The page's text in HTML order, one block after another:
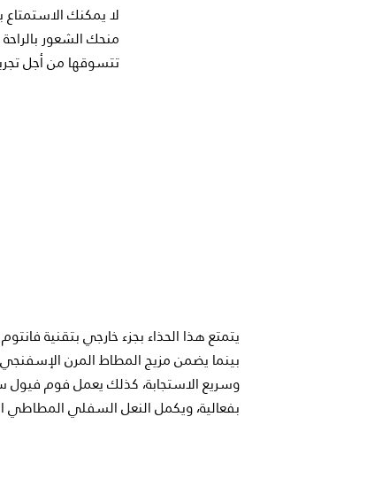
لا يمكنك الاستمتاع
منحك الشعور
تتسوقها من أجل
يتمتع هذا الحذاء بجزء خارجي بتقنية
وسريع الاستجابة، كذلك يعمل فوم
بفعالية، ويكمل النعل السفلي المطاطي